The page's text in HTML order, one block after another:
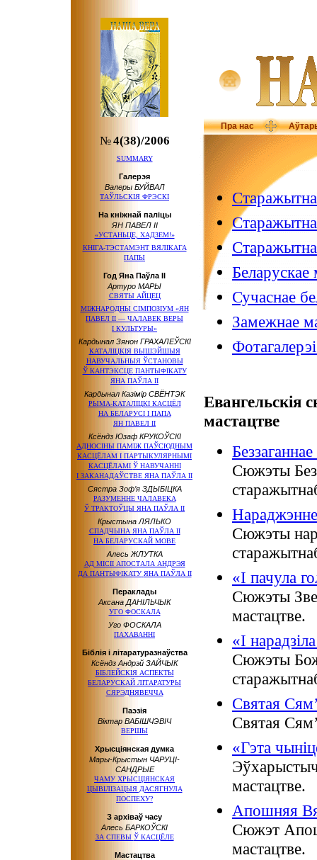
Пра нас
№4(38)/2006
SUMMARY
Галерэя
Валеры БУЙВАЛ
ТАЎЛЬСКІЯ ФРЭСКІ
На кніжнай паліцы
ЯН ПАВЕЛ ІІ
«УСТАНЬЦЕ, ХАДЗЕМ!»
КНІГА-ТЭСТАМЭНТ ВЯЛІКАГА
ПАПЫ
Год Яна Паўла ІІ
Артуро МАРЫ
СВЯТЫ АЙЦЕЦ
МІЖНАРОДНЫ СІМПОЗІУМ «ЯН
ПАВЕЛ ІІ — ЧАЛАВЕК ВЕРЫ
І КУЛЬТУРЫ»
Кардынал Зянон ГРАХАЛЕЎСКІ
КАТАЛІЦКІЯ ВЫШЭЙШЫЯ
НАВУЧАЛЬНЫЯ ЎСТАНОВЫ
Ў КАНТЭКСЦЕПАНТЫФІКАТУ
ЯНА ПАЎЛА ІІ
Кардынал Казімір СВЁНТЭК
РЫМА-КАТАЛІЦКІ КАСЦЁЛ
НА БЕЛАРУСІ І ПАПА
ЯН ПАВЕЛ ІІ
Ксёндз Юзаф КРУКОЎСКІ
АДНОСІНЫ ПАМІЖ ПАЎСЮДНЫМ
КАСЦЁЛАМ І ПАРТЫКУЛЯРНЫМІ
КАСЦЁЛАМІ Ў НАВУЧАННІ
І ЗАКАНАДАЎСТВЕ ЯНА ПАЎЛА ІІ
Сястра Зоф’я ЗДЫБІЦКА
РАЗУМЕННЕ ЧАЛАВЕКА
Ў ТРАКТОЎЦЫ ЯНА ПАЎЛА ІІ
Крыстына ЛЯЛЬКО
СПАДЧЫНА ЯНА ПАЎЛА ІІ
НА БЕЛАРУСКАЙ МОВЕ
Алесь ЖЛУТКА
АД МІСІІ АПОСТАЛА АНДРЭЯ
ДА ПАНТЫФІКАТУ ЯНА ПАЎЛА ІІ
Пераклады
Аксана ДАНІЛЬЧЫК
УГО ФОСКАЛА
Уго ФОСКАЛА
ПАХАВАННІ
Біблія і літаратуразнаўства
Ксёндз Андрэй ЗАЙЧЫК
БІБЛЕЙСКІЯ АСПЕКТЫ
БЕЛАРУСКАЙ ЛІТАРАТУРЫ
СЯРЭДНЯВЕЧЧА
Паэзія
Віктар ВАБІШЧЭВІЧ
ВЕРШЫ
Хрысціянская думка
Мары-Крыстын ЧАРУЦІ-
САНДРЫЕ
ЧАМУ ХРЫСЦІЯНСКАЯ
ЦЫВІЛІЗАЦЫЯ ДАСЯГНУЛА
ПОСПЕХУ?
З архіваў часу
Алесь БАРКОЎСКІ
ЗА СПЕВЫ Ў КАСЦЁЛЕ
Мастацтва
Сучаснае
Замежнае
Евангельскія
мастацтве
Сюжэты
Сюжэты
«І пачула
Сюжэты
мастацтве.
«І
Сюжэты
Святая
Святая
«Гэта
мастацтве.
Апошняя
Сюжэт
мастацтве.